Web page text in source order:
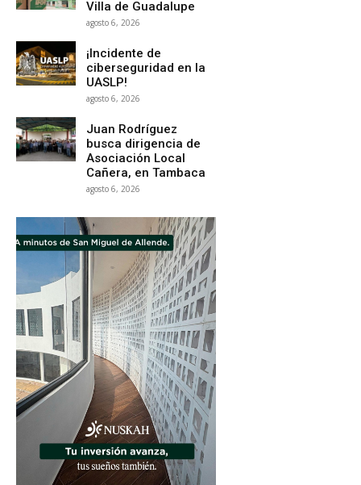
Villa de Guadalupe
agosto 6, 2026
¡Incidente de
ciberseguridad en la
UASLP!
agosto 6, 2026
Juan Rodríguez
busca dirigencia de
Asociación Local
Cañera, en Tambaca
agosto 6, 2026